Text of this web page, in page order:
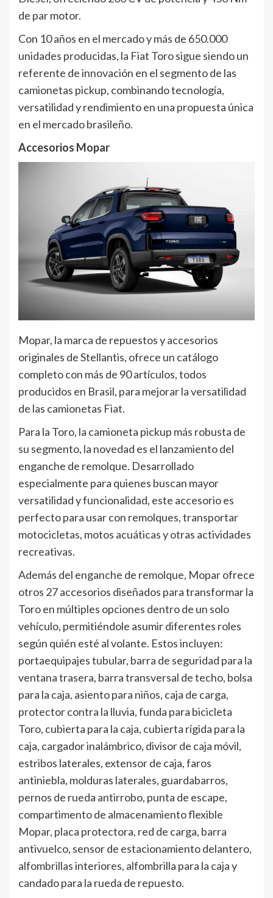
de par motor.
Con 10 años en el mercado y más de 650.000
unidades producidas, la Fiat Toro sigue siendo un
referente de innovación en el segmento de las
camionetas pickup, combinando tecnología,
versatilidad y rendimiento en una propuesta única
en el mercado brasileño.
Accesorios Mopar
Mopar, la marca de repuestos y accesorios
originales de Stellantis, ofrece un catálogo
completo con más de 90 artículos, todos
producidos en Brasil, para mejorar la versatilidad
de las camionetas Fiat.
Para la Toro, la camioneta pickup más robusta de
su segmento, la novedad es el lanzamiento del
enganche de remolque. Desarrollado
especialmente para quienes buscan mayor
versatilidad y funcionalidad, este accesorio es
perfecto para usar con remolques, transportar
motocicletas, motos acuáticas y otras actividades
recreativas.
Además del enganche de remolque, Mopar ofrece
otros 27 accesorios diseñados para transformar la
Toro en múltiples opciones dentro de un solo
vehículo, permitiéndole asumir diferentes roles
según quién esté al volante. Estos incluyen:
portaequipajes tubular, barra de seguridad para la
ventana trasera, barra transversal de techo, bolsa
para la caja, asiento para niños, caja de carga,
protector contra la lluvia, funda para bicicleta
Toro, cubierta para la caja, cubierta rígida para la
caja, cargador inalámbrico, divisor de caja móvil,
estribos laterales, extensor de caja, faros
antiniebla, molduras laterales, guardabarros,
pernos de rueda antirrobo, punta de escape,
compartimento de almacenamiento flexible
Mopar, placa protectora, red de carga, barra
antivuelco, sensor de estacionamiento delantero,
alfombrillas interiores, alfombrilla para la caja y
candado para la rueda de repuesto.